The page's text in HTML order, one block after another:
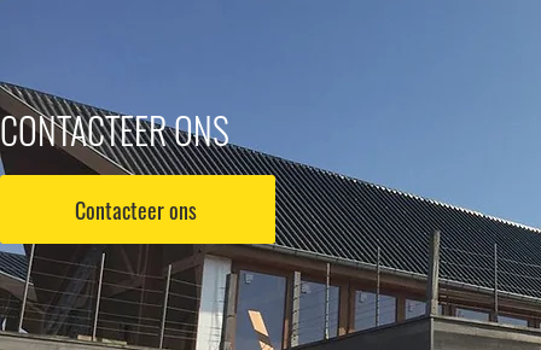
CONTACTEER ONS
Contacteer ons